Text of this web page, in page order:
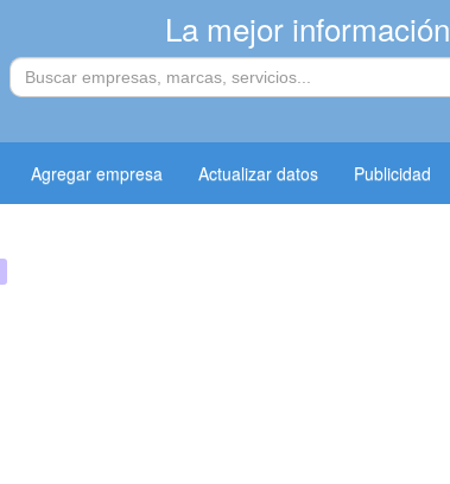
La mejor información
Agregar empresa Actualizar datos Publicidad